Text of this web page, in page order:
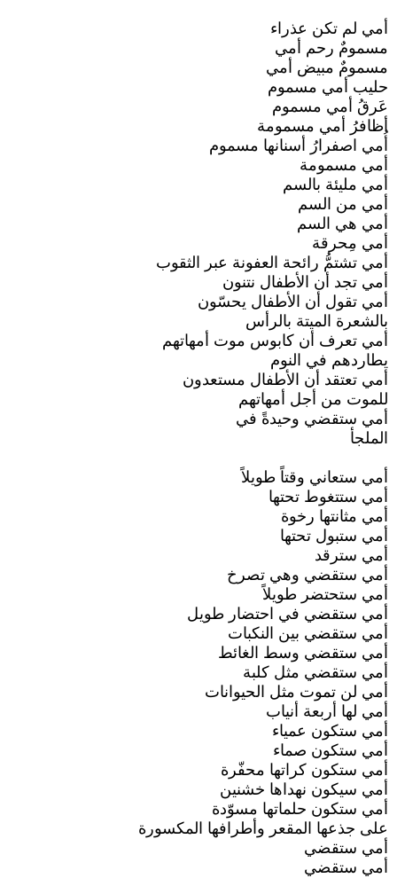
أمي لم تكن عذراء
مسمومٌ رحم أمي
مسمومٌ مبيض أمي
حليب أمي مسموم
عَرقُ أمي مسموم
أظافرُ أمي مسمومة
أُمي اصفرارُ أسنانها مسموم
أمي مسمومة
أمي مليئة بالسم
أمي من السم
أمي هي السم
أمي مِحرقة
أمي تشتمُّ رائحة العفونة عبر الثقوب
أمي تجد أن الأطفال نتنون
أمي تقول أن الأطفال يحسّون
بالشعرة الميتة بالرأس
أمي تعرف أن كابوس موت أمهاتهم
يطاردهم في النوم
أمي تعتقد أن الأطفال مستعدون
للموت من أجل أمهاتهم
أمي ستقضي وحيدةً في
الملجأ
أمي ستعاني وقتاً طويلاً
أمي ستتغوط تحتها
أمي مثانتها رخوة
أمي ستبول تحتها
أمي سترقد
أمي ستقضي وهي تصرخ
أمي ستحتضر طويلاً
أمي ستقضي في احتضار طويل
أمي ستقضي بين النكبات
أمي ستقضي وسط الغائط
أمي ستقضي مثل كلبة
أمي لن تموت مثل الحيوانات
أمي لها أربعة أنياب
أمي ستكون عمياء
أمي ستكون صماء
أمي ستكون كراتها محفّرة
أمي سيكون نهداها خشنين
أمي ستكون حلماتها مسوّدة
على جذعها المقعر وأطرافها المكسورة
أمي ستقضي
أمي ستقضي